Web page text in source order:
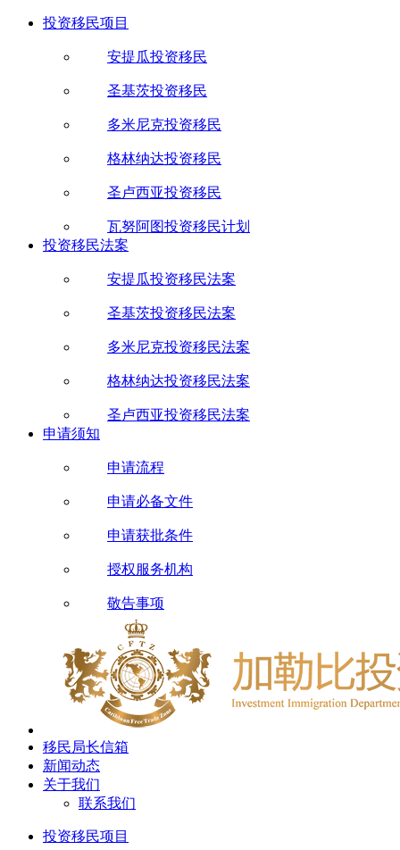
投资移民项目
安提瓜投资移民
圣基茨投资移民
多米尼克投资移民
格林纳达投资移民
圣卢西亚投资移民
瓦努阿图投资移民计划
投资移民法案
安提瓜投资移民法案
圣基茨投资移民法案
多米尼克投资移民法案
格林纳达投资移民法案
圣卢西亚投资移民法案
申请须知
申请流程
申请必备文件
申请获批条件
授权服务机构
敬告事项
移民局长信箱
新闻动态
关于我们
联系我们
投资移民项目